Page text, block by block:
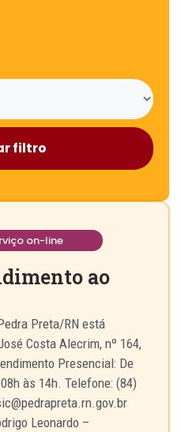
filtro
on-line
ao
Preta/RN está
Costa Alecrim, nº 164,
Presencial: De
às 14h. Telefone: (84)
Leonardo –